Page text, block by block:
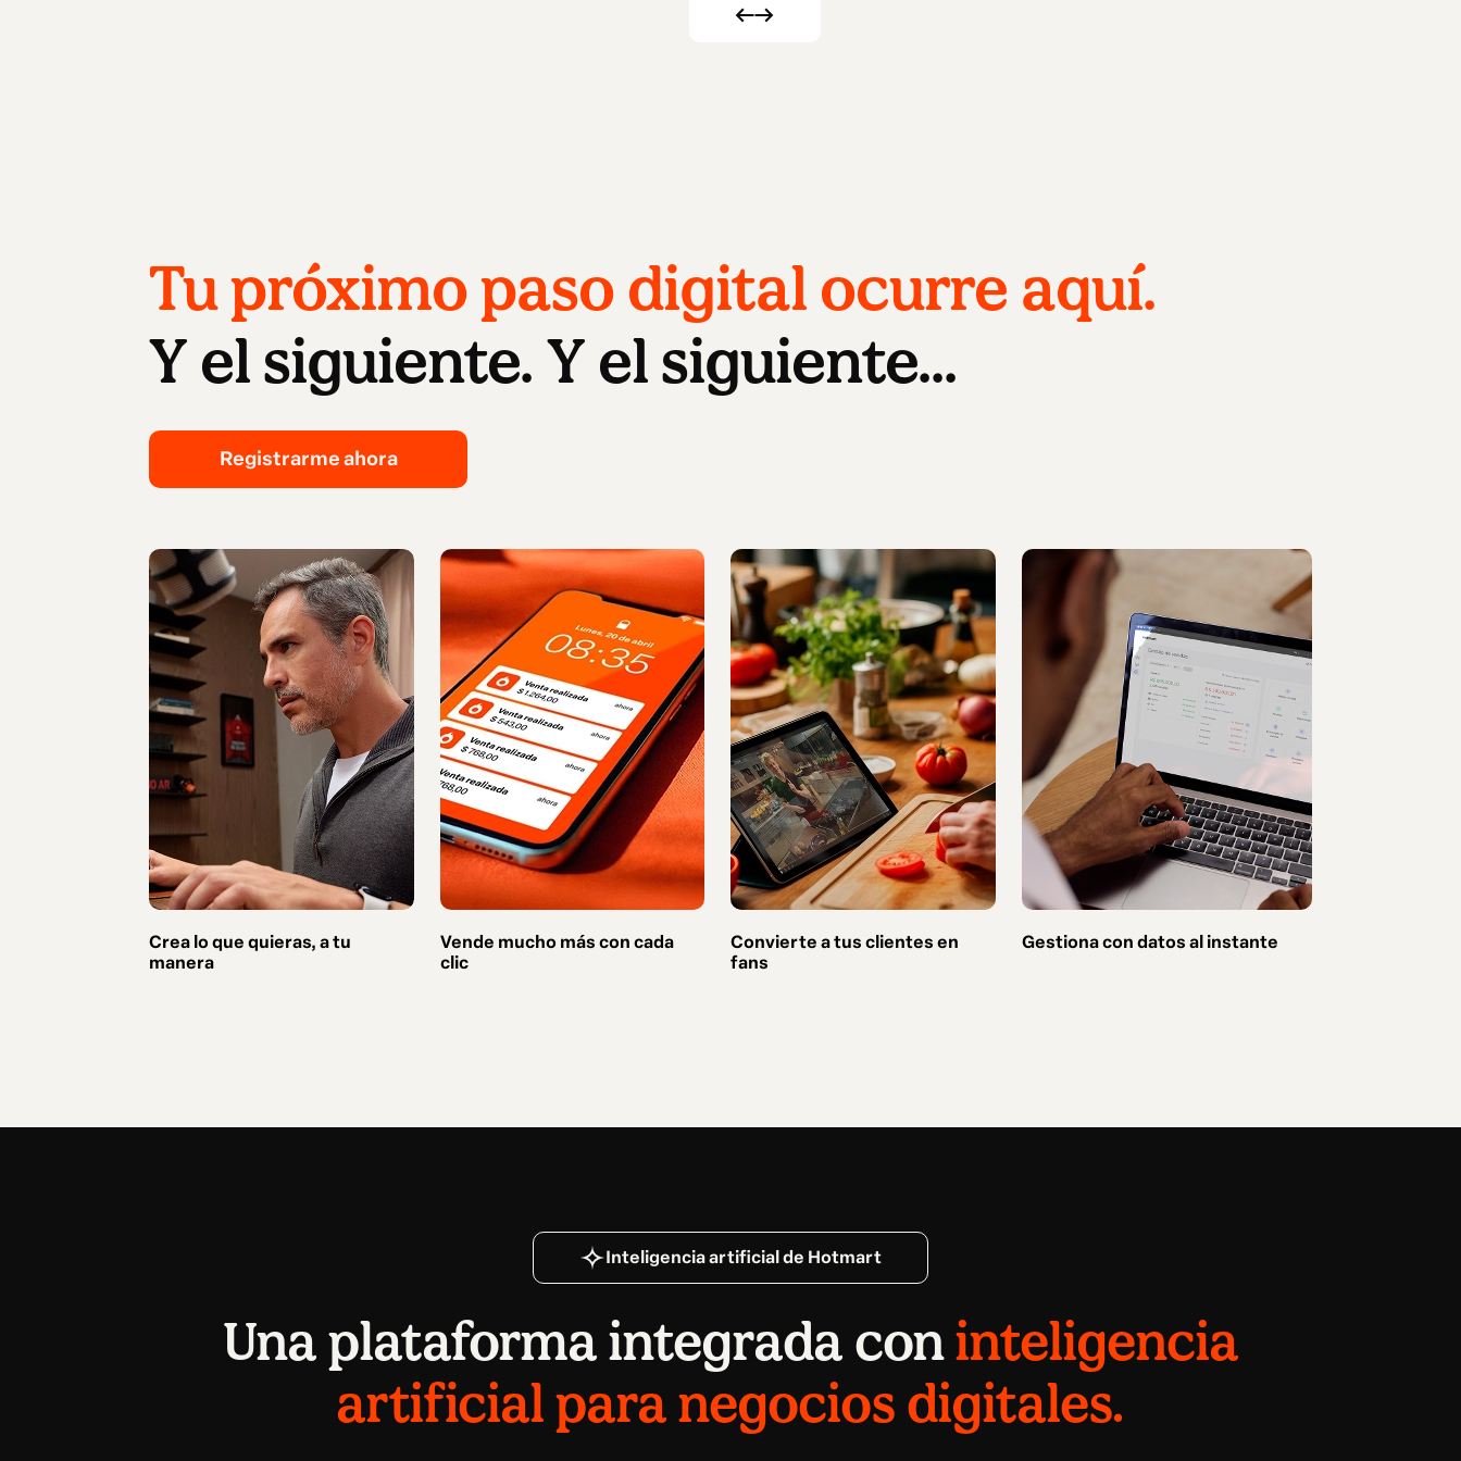
Tu próximo paso digital ocurre aquí.
Y el siguiente. Y el siguiente...
Crea lo que quieras, a tu
manera
Vende mucho más con cada
clic
Convierte a tus clientes en
fans
Gestiona con datos al instante
Registrarme ahora
Inteligencia artificial de Hotmart
Una plataforma integrada coninteligencia
artificial para negocios digitales.